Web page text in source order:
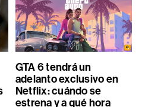
GTA 6 tendrá un
adelanto exclusivo en
Netflix: cuándo se
estrena y a qué hora